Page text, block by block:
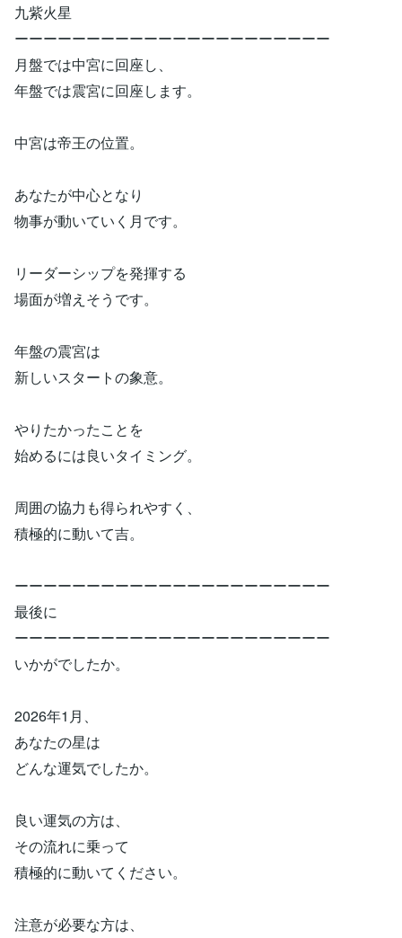
九紫火星
ーーーーーーーーーーーーーーーーーーーーーー
月盤では中宮に回座し、
年盤では震宮に回座します。
中宮は帝王の位置。
あなたが中心となり
物事が動いていく月です。
リーダーシップを発揮する
場面が増えそうです。
年盤の震宮は
新しいスタートの象意。
やりたかったことを
始めるには良いタイミング。
周囲の協力も得られやすく、
積極的に動いて吉。
ーーーーーーーーーーーーーーーーーーーーーー
最後に
ーーーーーーーーーーーーーーーーーーーーーー
いかがでしたか。
2026年1月、
あなたの星は
どんな運気でしたか。
良い運気の方は、
その流れに乗って
積極的に動いてください。
注意が必要な方は、